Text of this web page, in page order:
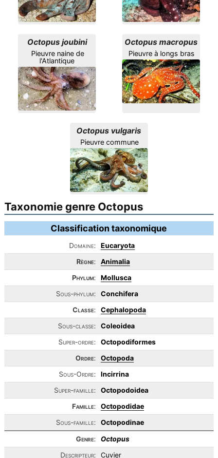
Octopus joubini
Pieuvre naine de
l'Atlantique
Octopus macropus
Pieuvre à longs bras
Octopus vulgaris
Pieuvre commune
Taxonomie genre Octopus
Classification taxonomique
Domaine:
Eucaryota
Règne:
Animalia
Phylum:
Mollusca
Sous-phylum:
Conchifera
Classe:
Cephalopoda
Sous-classe:
Coleoidea
Super-ordre:
Octopodiformes
Ordre:
Octopoda
Sous-Ordre:
Incirrina
Super-famille:
Octopodoidea
Famille:
Octopodidae
Sous-famille:
Octopodinae
Genre:
Octopus
Descripteur:
Cuvier